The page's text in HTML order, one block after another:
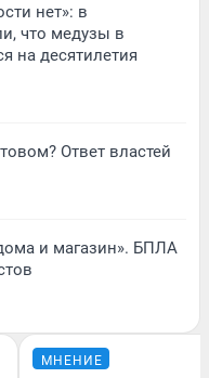
нет»: в
что медузы в
на десятилетия
Ответ властей
и магазин». БПЛА
МНЕНИЕ